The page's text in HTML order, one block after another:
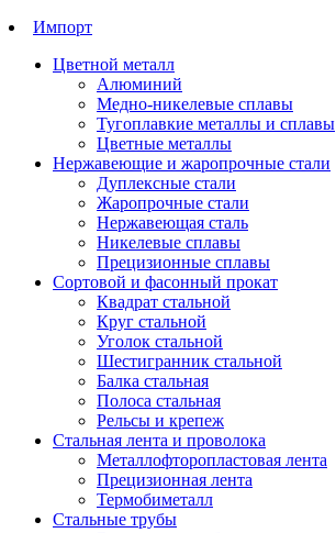
Импорт
Цветной металл
Алюминий
Медно-никелевые сплавы
Тугоплавкие металлы и сплавы
Цветные металлы
Нержавеющие и жаропрочные стали
Дуплексные стали
Жаропрочные стали
Нержавеющая сталь
Никелевые сплавы
Прецизионные сплавы
Сортовой и фасонный прокат
Квадрат стальной
Круг стальной
Уголок стальной
Шестигранник стальной
Балка стальная
Полоса стальная
Рельсы и крепеж
Стальная лента и проволока
Металлофторопластовая лента
Прецизионная лента
Термобиметалл
Стальные трубы